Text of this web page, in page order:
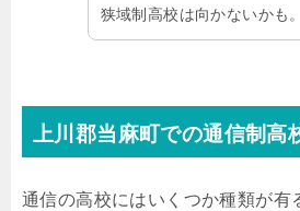
狭域制高校は向かないかも。
上川郡当麻町での通信制高
通信の高校にはいくつか種類が有